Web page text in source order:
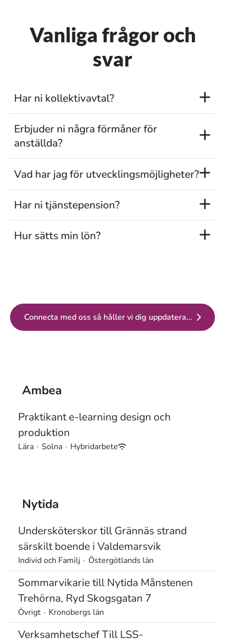
Vanliga frågor och
svar
Har ni kollektivavtal?
Erbjuder ni några förmåner för
anställda?
Vad har jag för utvecklingsmöjligheter?
Har ni tjänstepension?
Hur sätts min lön?
Connecta med oss så håller vi dig uppdaterad med lediga jobb
Ambea
Praktikant e-learning design och
produktion
Lära · Solna · Hybridarbete
Nytida
Undersköterskor till Grännäs strand
särskilt boende i Valdemarsvik
Individ och Familj · Östergötlands län
Sommarvikarie till Nytida Månstenen
Trehörna, Ryd Skogsgatan 7
Övrigt · Kronobergs län
Verksamhetschef Till LSS-